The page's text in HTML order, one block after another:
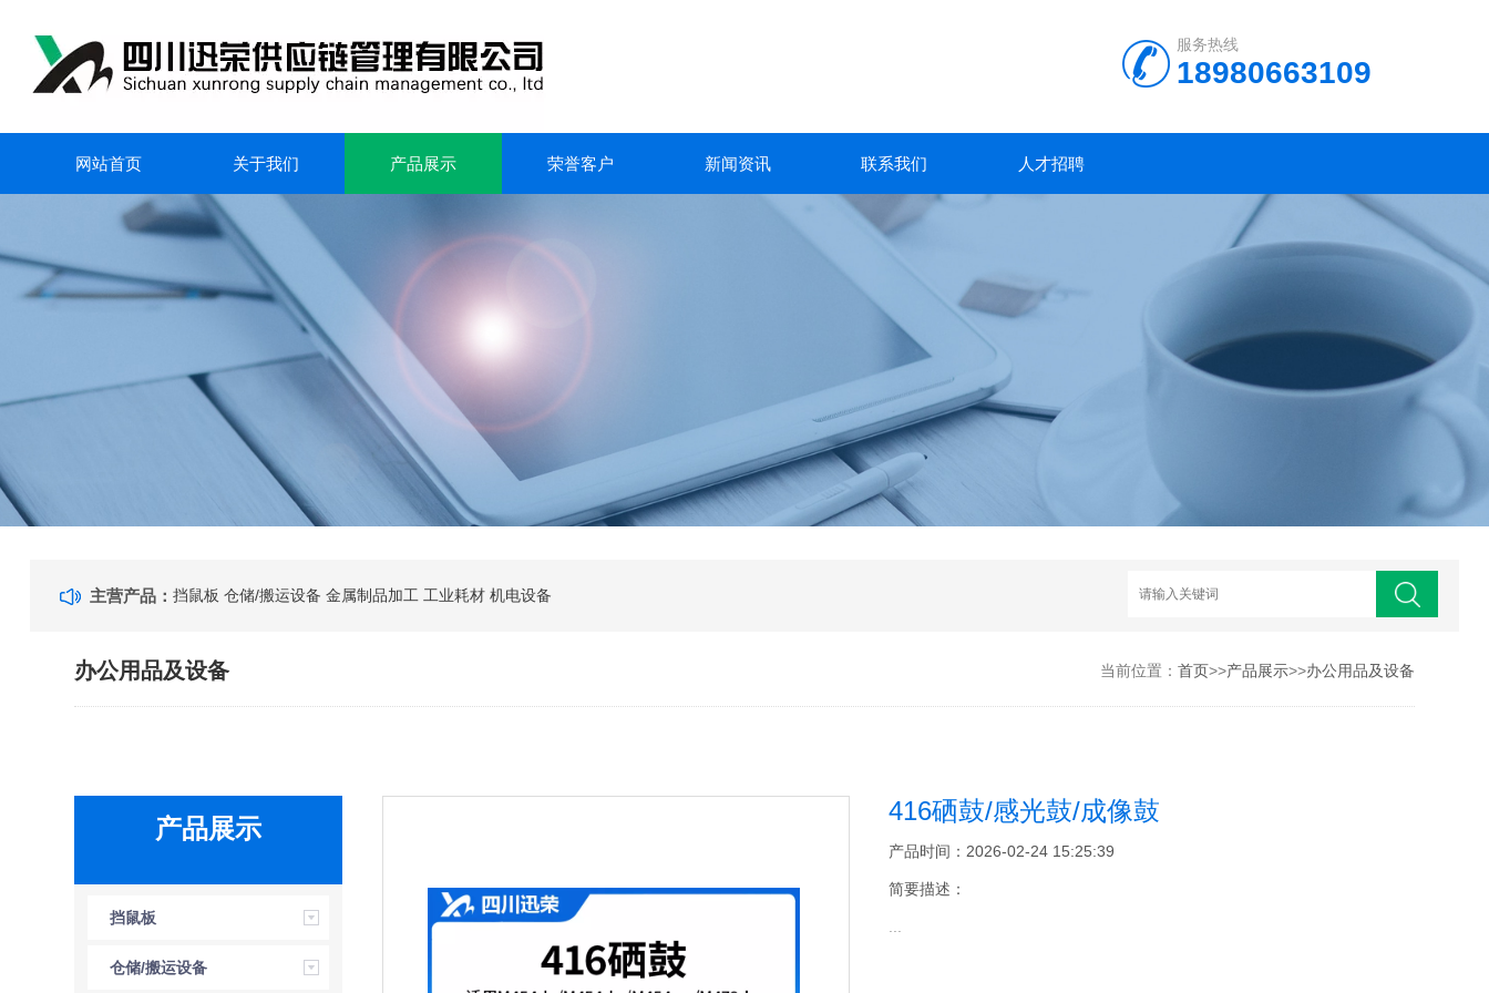
服务热线
18980663109
网站首页 关于我们 产品展示 荣誉客户 新闻资讯 联系我们 人才招聘
主营产品：挡鼠板 仓储/搬运设备 金属制品加工 工业耗材 机电设备
办公用品及设备 当前位置： 首页>>产品展示>>办公用品及设备
产品展示
挡鼠板
仓储/搬运设备
416硒鼓/感光鼓/成像鼓
产品时间：2026-02-24 15:25:39
简要描述：